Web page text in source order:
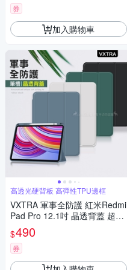
券
加入購物車
高透光硬背板 高彈性TPU邊框
VXTRA 軍事全防護 紅米Redmi
Pad Pro 12.1吋 晶透背蓋 超纖
皮紋皮套 含筆槽
$490
券